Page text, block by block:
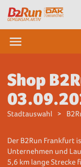
Shop
Stadtauswahl
Der B2Run Frankfurt
Unternehmen und
5,6 km lange Strecke